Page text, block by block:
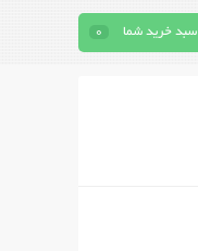
سبد خرید شما 0